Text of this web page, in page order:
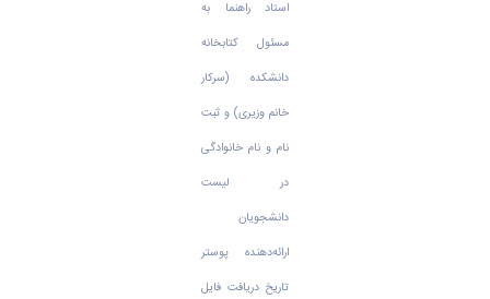
استاد راهنما به
مسئول کتابخانه
دانشکده (سرکار
خانم وزیری) و ثبت
نام و نام خانوادگی
در لیست
دانشجویان
ارائه‌دهنده پوستر
تاریخ دریافت فایل